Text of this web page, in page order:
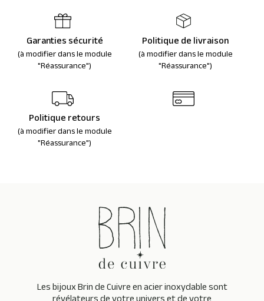
Garanties sécurité
(à modifier dans le module
"Réassurance")
Politique de livraison
(à modifier dans le module
"Réassurance")
Politique retours
(à modifier dans le module
"Réassurance")
Les bijoux Brin de Cuivre en acier inoxydable sont